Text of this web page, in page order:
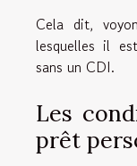
Cela dit,
lesquelles il
sans un CDI.
Les
prêt